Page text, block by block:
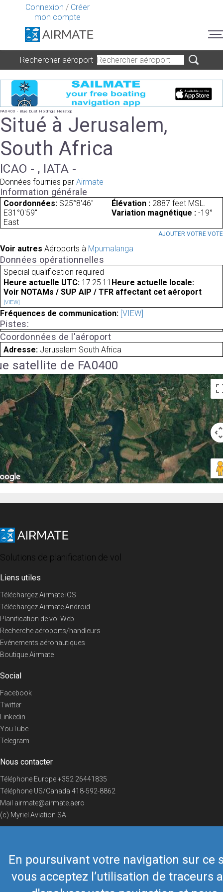
Connexion / Créer
mon compte
En poursuivant votre navigation sur ce
vous acceptez l’utilisation de traceurs
Rechercher aéroport
FA0400 - Blue Dust Holdings Helistop
Situé à Jerusalem,
South Africa
ICAO - , IATA -
Données fournies par Airmate
Information générale
Coordonnées: S25°8'46"
E31°0'59"
Élévation : 2887 feet MSL.
Variation magnétique : -19°
East
AJOUTER VOTRE VOTE
Voir autres Aéroports à Mpumalanga
Données opérationnelles
Special qualification required
Heure actuelle UTC: 17:25:11 Heure actuelle locale:
Voir NOTAMs / SUP AIP / TFR affectant cet aéroport
[VIEW]
Fréquences de communication: [VIEW]
Pistes:
Coordonnées de l'aéroport
Adresse: Jerusalem South Africa
satellite de FA0400
Solutions de planification de vol
Liens utiles
Téléchargez Airmate iOS
Téléchargez Airmate Android
Planification de vol Web
Recherche aéroports/handleurs
Evénements aéronautiques
Boutique Airmate
Social
Facebook
Twitter
Linkedin
YouTube
Telegram
Nous contacter
Téléphone Europe+352 26441835
Téléphone US/Canada 418-592-8862
Mail airmate@airmate.aero
(c) Myriel Aviation SA
© 2019 Airmate - Conditions d'utilisation Vie privée Back to top